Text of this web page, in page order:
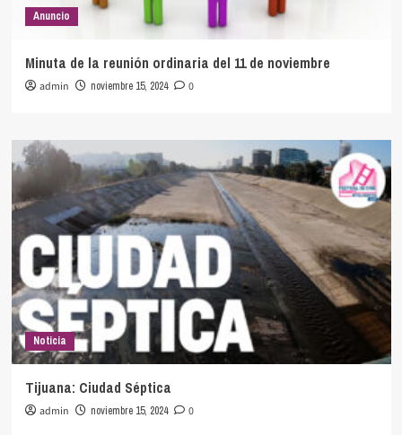
Anuncio
Minuta de la reunión ordinaria del 11 de noviembre
admin noviembre 15, 2024 0
Noticia
Tijuana: Ciudad Séptica
admin noviembre 15, 2024 0